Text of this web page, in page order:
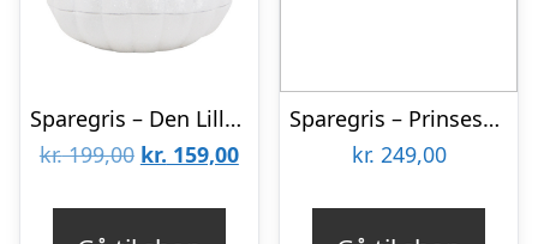
Sparegris – Den Lille Havfrue
kr.199,00 Den
kr. 159,00Den
Sparegris – Prinsessen på Ærten
kr. 249,00